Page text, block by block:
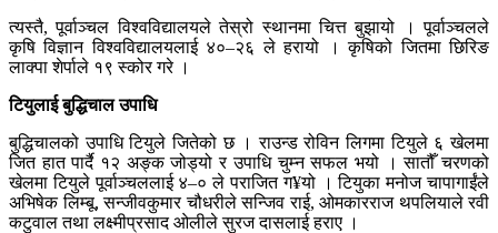
त्यस्तै, पूर्वाञ्चल विश्वविद्यालयले तेस्रो स्थानमा चित्त बुझायो । पूर्वाञ्चलले
कृषि विज्ञान विश्वविद्यालयलाई ४०–२६ ले हरायो । कृषिको जितमा छिरिङ
लाक्पा शेर्पाले १९ स्कोर गरे ।
टियुलाई बुद्धिचाल उपाधि
बुद्धिचालको उपाधि टियुले जितेको छ । राउन्ड रोविन लिगमा टियुले ६ खेलमा
जित हात पार्दै १२ अङ्क जोड्यो र उपाधि चुम्न सफल भयो । सातौँ चरणको
खेलमा टियुले पूर्वाञ्चललाई ४–० ले पराजित ग¥यो । टियुका मनोज चापागाईंले
अभिषेक लिम्बू, सन्जीवकुमार चौधरीले सन्जिव राई, ओमकारराज थपलियाले रवी
कटुवाल तथा लक्ष्मीप्रसाद ओलीले सुरज दासलाई हराए ।